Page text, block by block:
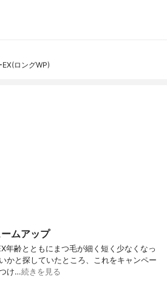
ロングWP)
ムアップ
年齢とともにまつ毛が細く短く少なくなっ
かと探していたところ、これをキャンペー
け…続きを見る